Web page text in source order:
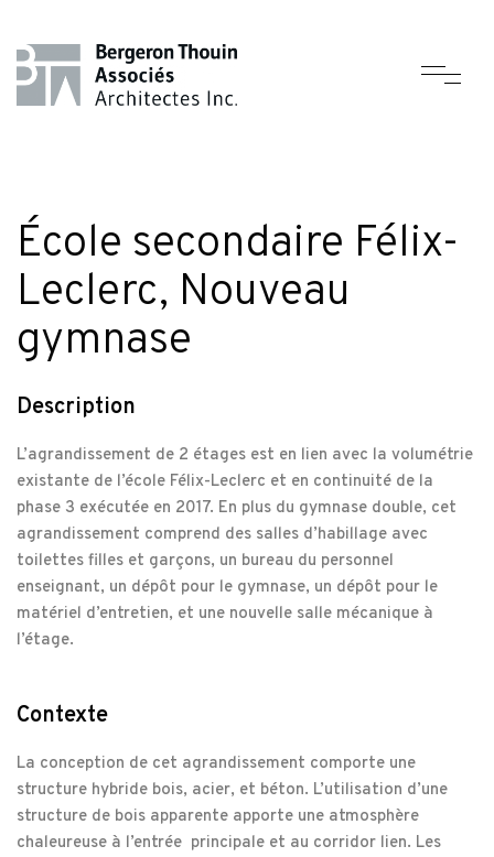
École secondaire Félix-
Leclerc, Nouveau
gymnase
Description
L’agrandissement de 2 étages est en lien avec la volumétrie
existante de l’école Félix-Leclerc et en continuité de la
phase 3 exécutée en 2017. En plus du gymnase double, cet
agrandissement comprend des salles d’habillage avec
toilettes filles et garçons, un bureau du personnel
enseignant, un dépôt pour le gymnase, un dépôt pour le
matériel d’entretien, et une nouvelle salle mécanique à
l’étage.
Contexte
La conception de cet agrandissement comporte une
structure hybride bois, acier, et béton. L’utilisation d’une
structure de bois apparente apporte une atmosphère
chaleureuse à l’entrée principale et au corridor lien. Les